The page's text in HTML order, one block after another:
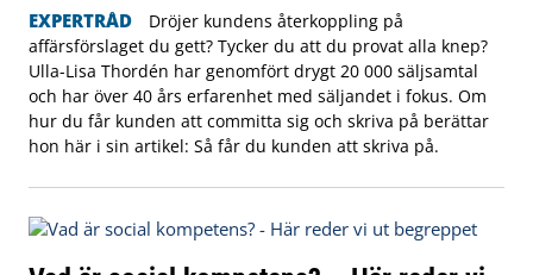
EXPERTRÅD
Dröjer kundens återkoppling på
affärsförslaget du gett? Tycker du att du provat alla knep?
Ulla-Lisa Thordén har genomfört drygt 20 000 säljsamtal
och har över 40 års erfarenhet med säljandet i fokus. Om
hur du får kunden att committa sig och skriva på berättar
hon här i sin artikel: Så får du kunden att skriva på.